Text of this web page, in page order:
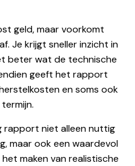
geld, maar voorkomt
Je krijgt sneller inzicht in
beter wat de technische
geeft het rapport
en soms ook
rapport niet alleen nuttig
maar ook een waardevol
maken van realistische